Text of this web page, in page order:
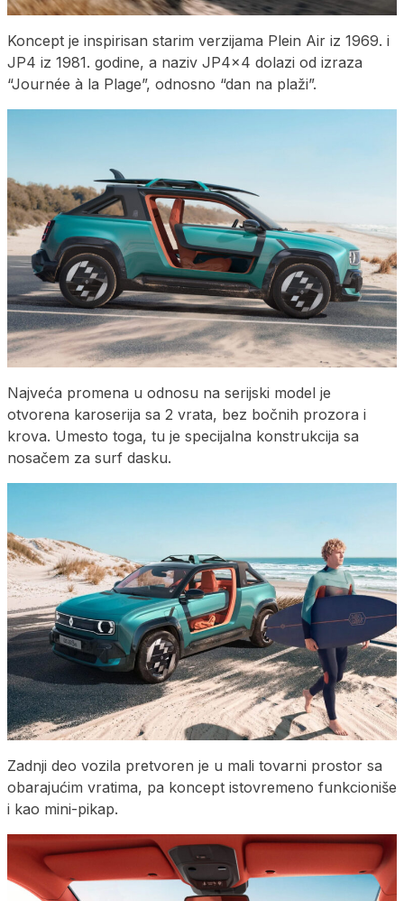
Koncept je inspirisan starim verzijama Plein Air iz 1969. i
JP4 iz 1981. godine, a naziv JP4x4 dolazi od izraza
“Journée à la Plage”, odnosno “dan na plaži”.
Najveća promena u odnosu na serijski model je
otvorena karoserija sa 2 vrata, bez bočnih prozora i
krova. Umesto toga, tu je specijalna konstrukcija sa
nosačem za surf dasku.
Zadnji deo vozila pretvoren je u mali tovarni prostor sa
obarajućim vratima, pa koncept istovremeno funkcioniše
i kao mini-pikap.